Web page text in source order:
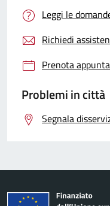
Leggi le
Richiedi
Prenota
Problemi in città
Segnala